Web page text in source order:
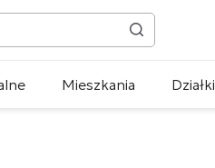
Mieszkania Działki